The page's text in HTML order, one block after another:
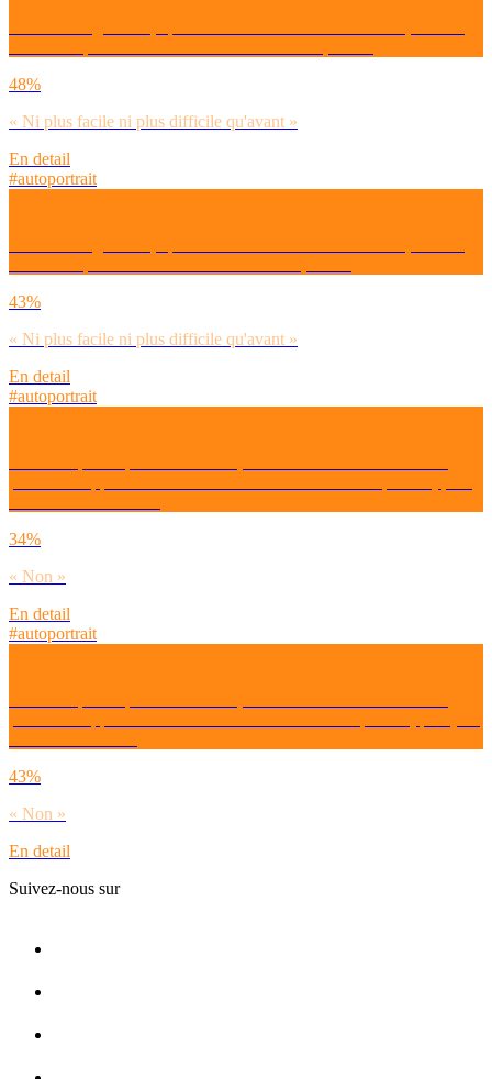
48%
« Ni plus facile ni plus difficile qu'avant »
En detail
#autoportrait
43%
« Ni plus facile ni plus difficile qu'avant »
En detail
#autoportrait
34%
« Non »
En detail
#autoportrait
43%
« Non »
En detail
Suivez-nous sur